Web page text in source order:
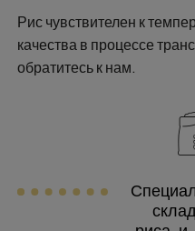
Рис чувствителен к
качества в процессе
обратитесь к нам.